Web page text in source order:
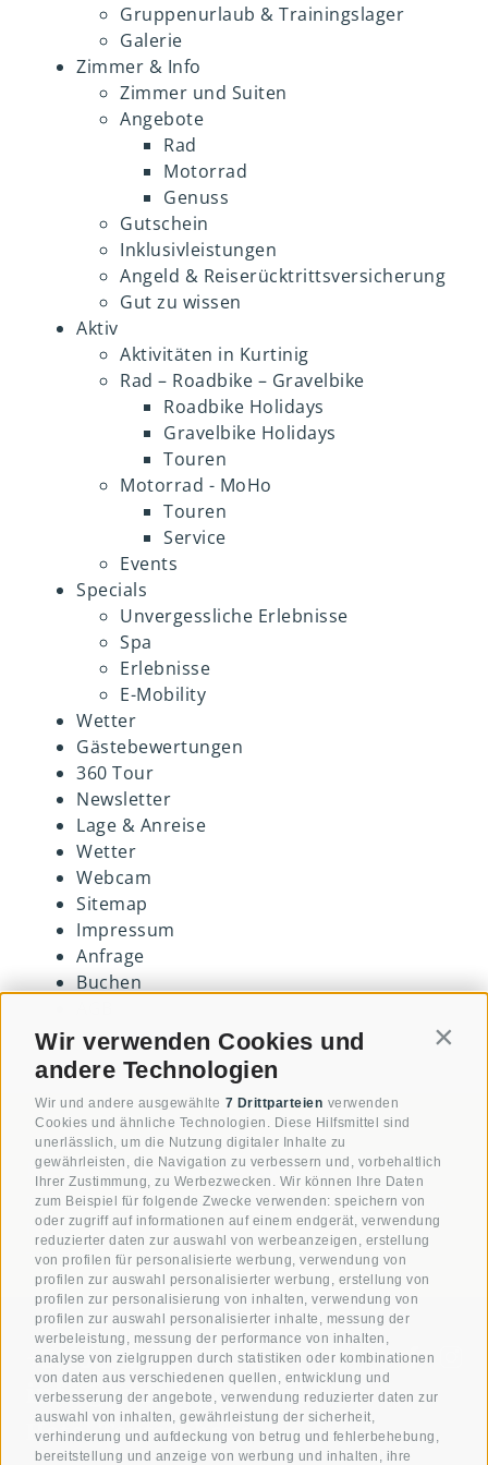
Wir verwenden Cookies und
andere Technologien
Wir und andere ausgewählte 7 Drittparteien verwenden
Cookies und ähnliche Technologien. Diese Hilfsmittel sind
unerlässlich, um die Nutzung digitaler Inhalte zu
gewährleisten, die Navigation zu verbessern und, vorbehaltlich
Ihrer Zustimmung, zu Werbezwecken. Wir können Ihre Daten
zum Beispiel für folgende Zwecke verwenden: speichern von
oder zugriff auf informationen auf einem endgerät, verwendung
reduzierter daten zur auswahl von werbeanzeigen, erstellung
von profilen für personalisierte werbung, verwendung von
profilen zur auswahl personalisierter werbung, erstellung von
profilen zur personalisierung von inhalten, verwendung von
profilen zur auswahl personalisierter inhalte, messung der
werbeleistung, messung der performance von inhalten,
analyse von zielgruppen durch statistiken oder kombinationen
von daten aus verschiedenen quellen, entwicklung und
verbesserung der angebote, verwendung reduzierter daten zur
auswahl von inhalten, gewährleistung der sicherheit,
verhinderung und aufdeckung von betrug und fehlerbehebung,
bereitstellung und anzeige von werbung und inhalten, ihre
Reiserücktrittsversicherung
Gut zu wissen
E-Mobility
Gruppenurlaub & Trainingslager
Galerie
Zimmer & Info
Zimmer und Suiten
Angebote
Rad
Motorrad
Genuss
Gutschein
Inklusivleistungen
Angeld & Reiserücktrittsversicherung
Gut zu wissen
Aktiv
Aktivitäten in Kurtinig
Rad – Roadbike – Gravelbike
Roadbike Holidays
Gravelbike Holidays
Touren
Motorrad - MoHo
Touren
Service
Events
Specials
Unvergessliche Erlebnisse
Spa
Erlebnisse
E-Mobility
Wetter
Gästebewertungen
360 Tour
Newsletter
Lage & Anreise
Wetter
Webcam
Sitemap
Impressum
Anfrage
Buchen
Newsletter Anmeldung
Neugierig? Unsere aktuellsten Angebote & News
Newsletter anmelden
Hotel Teutschhaus
+39 0471817139
info@teutschhaus.it